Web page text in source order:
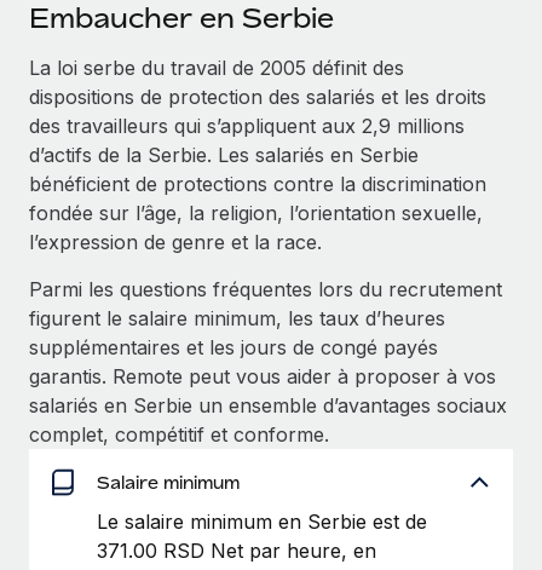
Rationalisez vos processus avec des outils essentiels
SERVICES
Demandez aux experts
Recevez des conseils d’experts sur les RH à
l’international et la conformité
Contrôles d’antécédents
Simplifiez vos processus de présélection des
candidats
Remote Watchtower
Gardez un temps d’avance sur les risques en
Gestion des appareils
Achetez et suivez vos équipements informatiques
dans le monde entier
Partenaires stratégiques de la tech
Devenir partenaire
Explorez avec nous vos opportunités de partenariat
Conseil en intégrations et automatisations assistées par
ÉTUDES DE CAS
Salle de presse
Données sur les salaires et les talents
Centre de ressources
Obtenir de l’aide
Voir toutes les ressources
BLOG
Paie multipays
EOR et PEO
Gestion des freelances
Taxes
Embaucher en Serbie
La loi serbe du travail de 2005 définit des
dispositions de protection des salariés et les droits
des travailleurs qui s’appliquent aux 2,9 millions
d’actifs de la Serbie. Les salariés en Serbie
bénéficient de protections contre la discrimination
fondée sur l’âge, la religion, l’orientation sexuelle,
l’expression de genre et la race.
Parmi les questions fréquentes lors du recrutement
figurent le salaire minimum, les taux d’heures
supplémentaires et les jours de congé payés
garantis. Remote peut vous aider à proposer à vos
salariés en Serbie un ensemble d’avantages sociaux
complet, compétitif et conforme.
Salaire minimum
Le salaire minimum en Serbie est de
371.00 RSD Net par heure, en